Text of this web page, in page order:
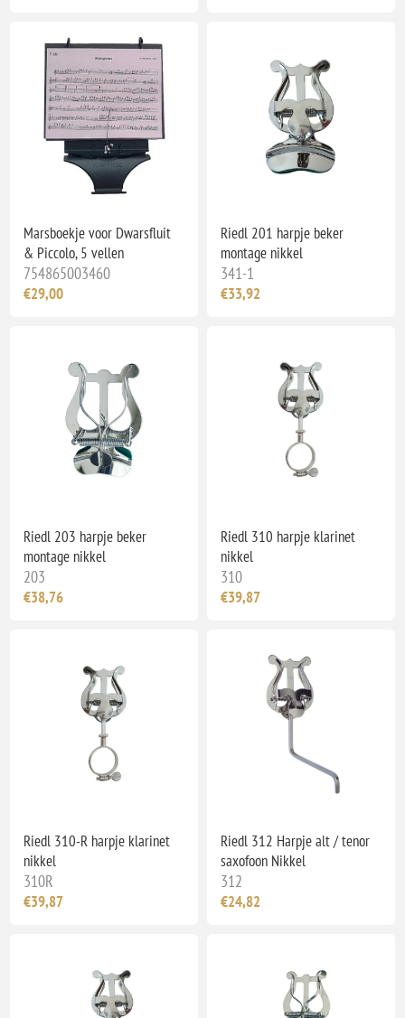
Marsboekje voor Dwarsfluit
& Piccolo, 5 vellen
754865003460
€29,00
Riedl 201 harpje beker
montage nikkel
341-1
€33,92
Riedl 203 harpje beker
montage nikkel
203
€38,76
Riedl 310 harpje klarinet
nikkel
310
€39,87
Riedl 310-R harpje klarinet
nikkel
310R
€39,87
Riedl 312 Harpje alt / tenor
saxofoon Nikkel
312
€24,82